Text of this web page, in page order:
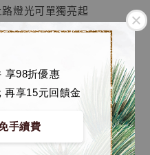
享98折優惠
再享15元回饋金
手續費
燈光可單獨亮起
，也可合併在主體地台上